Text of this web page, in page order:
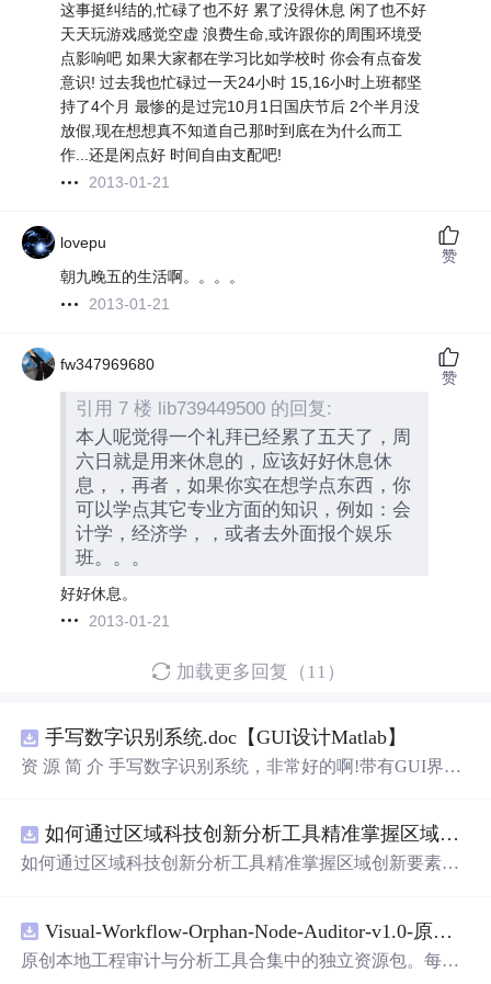
这事挺纠结的,忙碌了也不好 累了没得休息 闲了也不好
天天玩游戏感觉空虚 浪费生命,或许跟你的周围环境受
点影响吧 如果大家都在学习比如学校时 你会有点奋发
意识! 过去我也忙碌过一天24小时 15,16小时上班都坚
持了4个月 最惨的是过完10月1日国庆节后 2个半月没
放假,现在想想真不知道自己那时到底在为什么而工
作...还是闲点好 时间自由支配吧!
2013-01-21
lovepu
朝九晚五的生活啊。。。。
2013-01-21
赞
fw347969680
引用 7 楼 lib739449500 的回复:
本人呢觉得一个礼拜已经累了五天了，周
六日就是用来休息的，应该好好休息休
息，，再者，如果你实在想学点东西，你
可以学点其它专业方面的知识，例如：会
计学，经济学，，或者去外面报个娱乐
班。。。
好好休息。
2013-01-21
赞
加载更多回复（11）
手写数字识别系统.doc【GUI设计Matlab】
资 源 简 介 手写数字识别系统，非常好的啊!带有GUI界
带有直观的图形用户界面（GUI），非常容易使用。你只
需要将手写数字输入系统，它将立即给出准确的识别结
是一个非常方便和实用的工具，你一定会喜欢它的！
如何通过区域科技创新分析工具精准掌握区域创新要素分布与产业链融合现状？.docx
如何通过区域科技创新分析工具精准掌握区域创新要素分
Visual-Workflow-Orphan-Node-Auditor-v1.0-原创源码与文档.zip
原创本地工程审计与分析工具合集中的独立资源包。每个